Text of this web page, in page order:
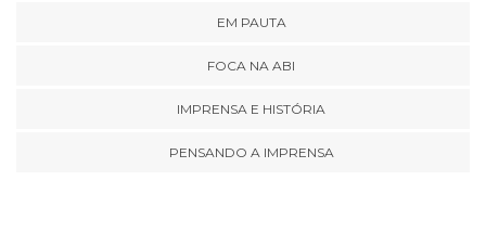
EM PAUTA
FOCA NA ABI
IMPRENSA E HISTÓRIA
PENSANDO A IMPRENSA